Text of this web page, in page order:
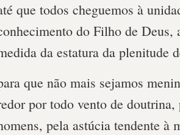
que todos cheguemos à
do Filho de Deus,
da estatura da plenitude
que não mais sejamos
por todo vento de
pela astúcia tendente à